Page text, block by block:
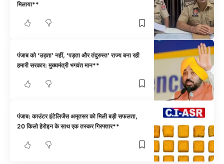
मिलाया**
पंजाब को ‘उड़ता’ नहीं, ‘पड़ता और तंदुरुस्त’ राज्य बना रही
हमारी सरकार: मुख्यमंत्री भगवंत मान**
पंजाब: काउंटर इंटेलिजेंस अमृतसर को मिली बड़ी सफलता,
20 किलो हेरोइन के साथ एक तस्कर गिरफ्तार**